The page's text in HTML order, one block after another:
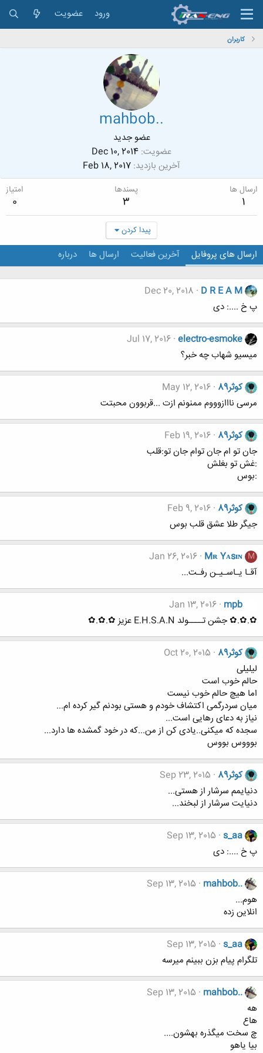
ورود عضویت
کاربران
mahbob..
عضو جدید
عضویت Dec 10, 2014
آخرین بازدید Feb 18, 2017
ارسال ها
1
پسندها
3
امتیاز
0
پیدا کردن
ارسال های پروفایل آخرین فعالیت ارسال ها درباره
D R E A M
Dec 20, 2018
پ خ ....: دی
electro-esmoke
Jul 17, 2016
میسیو شهاب چه خبر؟
کوثر89
May 12, 2016
مرسی نااازوووم ممنونم ازت ...قربوون محبتت
کوثر89
Feb 19, 2016
جان تو ام جان توام جان تو:قلب
:غش تو بغلش
:بوس
کوثر89
Feb 9, 2016
جیگر طلا عشق قلب بوس
M
Mʀ Yᴀsɪɴ
Jan 26, 2016
آقـا یـاسـیـن رفـت...
mpb
Jan 13, 2016
✿.✿.✿ جشن تــــولد E.H.S.A.N عزیز ✿.✿.✿
کوثر89
Oct 20, 2015
لیلیلی
حالم خوب است
اما هیچ حالم خوب نیست
میان سردرگمی اکتشاف خودم و هستی بودنم گیر کرده ام...
نیاز به دعای رهایی است...
سجده که میکنی..یادی کن از من...که در خود گمشده ها دارد...
بوووس بووس
کوثر89
Sep 23, 2015
دنیایمم سرشار از هستی...
دنیایت سرشار از لبخند...
s_aa
Sep 13, 2015
پ خ ....: دی
mahbob..
Sep 13, 2015
هوم...
انلاین زده
s_aa
Sep 13, 2015
تلگرام پیام بزن ببینم میرسه
mahbob..
Sep 13, 2015
هه
هاع
چ سخت میگذره بهشون....
بیا یاهو